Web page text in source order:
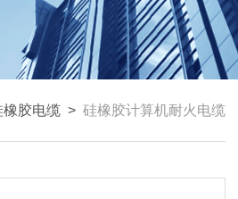
橡胶电缆 > 硅橡胶计算机耐火电缆